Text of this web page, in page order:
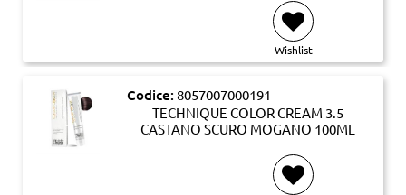
Wishlist
Codice: 8057007000191
TECHNIQUE COLOR CREAM 3.5
CASTANO SCURO MOGANO 100ML